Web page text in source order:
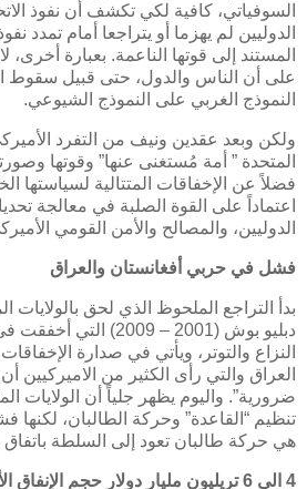
السوفياتي، كافية لكي تكشف أن نفوذ
الدوليين لم يهزما أو يتراجعا أمام تمدد
المستند إلى قوتها الناعمة. بعبارة
على أن الناس والدول، حتى قبيل سقوط
النموذج الغربي على النموذج الشيوعي.
ولكن وبعد عقدين ونيف من التفرد
المتحدة ” أمة مُستغنى عنها” وقوتها
فضلاً عن الإخفاقات المتتالية لسياستها
اعتماداً على القوة الصلبة في معالجة
الدوليين، والمصالح والأمن القومي
فشل في حربي أفغانستان والعراق
بدأ التراجع الملحوظ الذي لحق بالولايات
دبليو بوش (2001 – 2009)
النزاع والتوتر، ويأتي في صدارة
العراق والتي رأى الكثير من الاميركيين
ضرورية”. واليوم يظهر جلياً أن الولايات
تنظيم “القاعدة” وحركة الطالبان، لكنها
هي حركة طالبان تعود إلى السلطة باتفاق
4 الى 6 تريليون مليار دولار حجم